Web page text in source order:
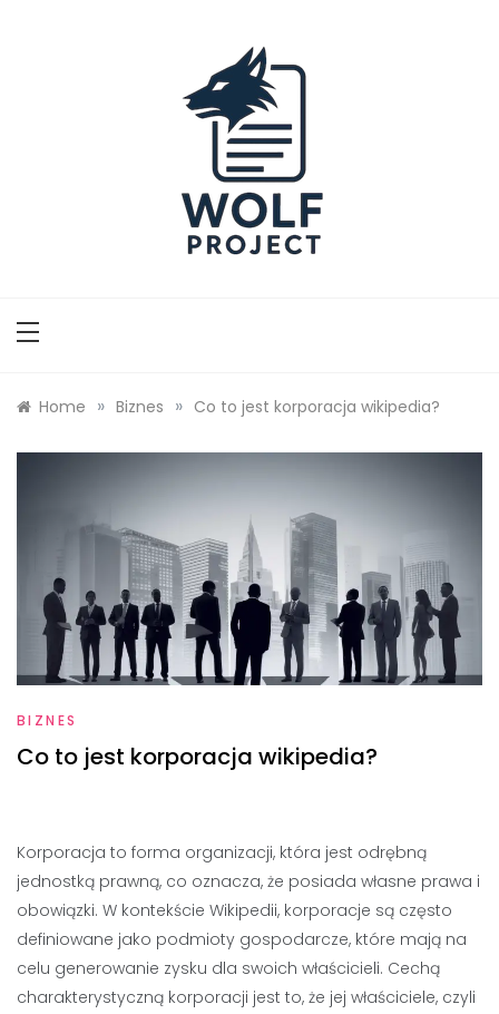
Home » Biznes » Co to jest korporacja wikipedia?
BIZNES
Co to jest korporacja wikipedia?
Korporacja to forma organizacji, która jest odrębną
jednostką prawną, co oznacza, że posiada własne prawa i
obowiązki. W kontekście Wikipedii, korporacje są często
definiowane jako podmioty gospodarcze, które mają na
celu generowanie zysku dla swoich właścicieli. Cechą
charakterystyczną korporacji jest to, że jej właściciele, czyli